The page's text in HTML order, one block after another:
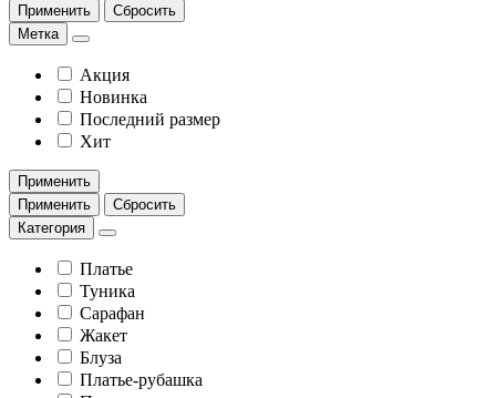
Применить
Сбросить
Метка
Акция
Новинка
Последний размер
Хит
Применить
Применить
Сбросить
Категория
Платье
Туника
Сарафан
Жакет
Блуза
Платье-рубашка